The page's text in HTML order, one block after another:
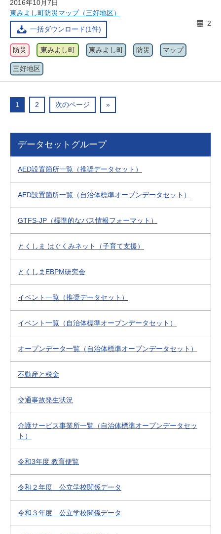
2016年10月7日
東みよし町防災マップ（三好地区）
一括ダウンロード(1件)
2
防災 東みよし町 東みよし町 防災 マップ
三好地区
1 2 次のページ »
データセットグループ
AED設置箇所一覧（推奨データセット）
AED設置箇所一覧（自治体標準オープンデータセット）
GTFS-JP（標準的なバス情報フォーマット）
とくしま はぐくみネット（子育て支援）
とくしまEBPM研究会
イベント一覧（推奨データセット）
イベント一覧（自治体標準オープンデータセット）
オープンデータ一覧（自治体標準オープンデータセット）
不動産と税金
交通事故発生状況
介護サービス事業所一覧（自治体標準オープンデータセッ
ト）
令和3年度 教育便覧
令和２年度 公立学校関係データ
令和３年度 公立学校関係データ